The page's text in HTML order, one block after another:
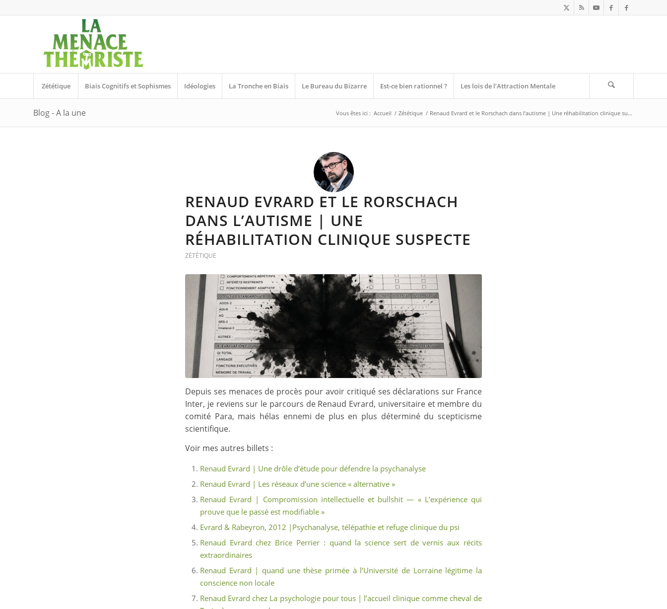
Zététique Biais Cognitifs et Sophismes Idéologies La Tronche en Biais Le Bureau du Bizarre Est-ce bien rationnel ? Les lois de l’Attraction Mentale
Blog - A la une Vous êtes ici : Accueil / Zététique / Renaud Evrard et le Rorschach dans l’autisme | Une réhabilitation clinique su...
RENAUD EVRARD ET LE RORSCHACH
DANS L’AUTISME | UNE
RÉHABILITATION CLINIQUE SUSPECTE
ZÉTÉTIQUE
Depuis ses menaces de procès pour avoir critiqué ses déclarations sur France
Inter, je reviens sur le parcours de Renaud Evrard, universitaire et membre du
comité Para, mais hélas ennemi de plus en plus déterminé du scepticisme
scientifique.
Voir mes autres billets :
Renaud Evrard | Une drôle d’étude pour défendre la psychanalyse
Renaud Evrard | Les réseaux d’une science « alternative »
Renaud Evrard | Compromission intellectuelle et bullshit — « L’expérience qui
prouve que le passé est modifiable »
Evrard & Rabeyron, 2012 |Psychanalyse, télépathie et refuge clinique du psi
Renaud Evrard chez Brice Perrier : quand la science sert de vernis aux récits
extraordinaires
Renaud Evrard | quand une thèse primée à l’Université de Lorraine légitime la
conscience non locale
Renaud Evrard chez La psychologie pour tous | l’accueil clinique comme cheval de